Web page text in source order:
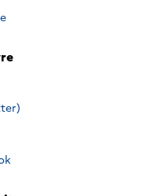
sur
sur
sur
sur